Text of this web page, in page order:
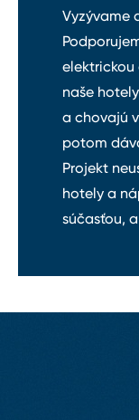
Vyzývame
elektrickou
naše
a chovajú
potom
Projekt
hotely a
súčasťou,